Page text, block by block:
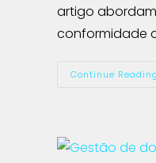
artigo
conformidade
Continue Reading